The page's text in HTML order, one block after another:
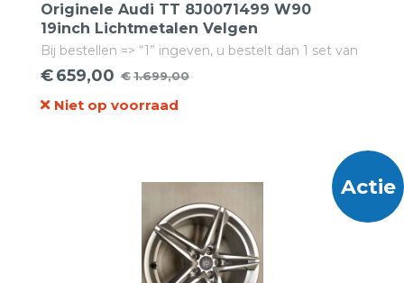
Originele Audi TT 8J0071499 W90
19inch Lichtmetalen Velgen
Bij bestellen => “1” ingeven, u bestelt dan 1 set van
4 velgen!
€1.699,00
Oorspronkelijke
prijs
€659,00
Huidige
prijs
Niet op voorraad
Actie